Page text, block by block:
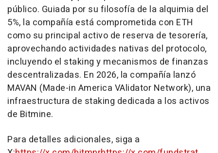
público. Guiada por su filosofía de la alquimia del
5%, la compañía está comprometida con ETH
como su principal activo de reserva de tesorería,
aprovechando actividades nativas del protocolo,
incluyendo el staking y mecanismos de finanzas
descentralizadas. En 2026, la compañía lanzó
MAVAN (Made-in America VAlidator Network), una
infraestructura de staking dedicada a los activos
de Bitmine.
Para detalles adicionales, siga a